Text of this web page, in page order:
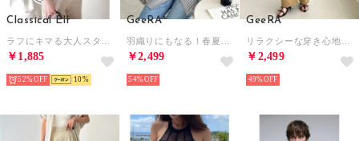
Classical Elf
￥1,885
52% 10
GeeRA
￥2,499
54%
GeeRA
￥2,499
49%